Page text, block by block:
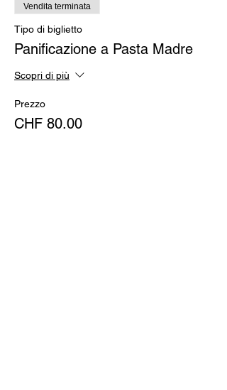
Vendita terminata
Tipo di biglietto
Panificazione a Pasta Madre
Scopri di più
Prezzo
CHF 80.00